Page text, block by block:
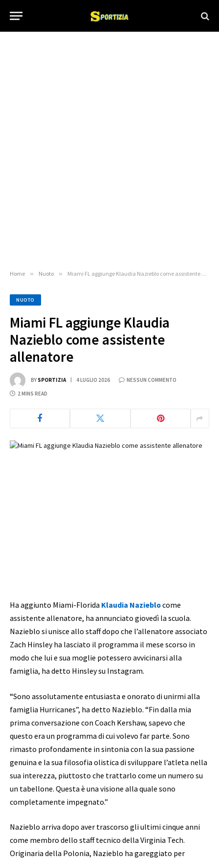
Home » Nuoto » Miami FL aggiunge Klaudia Nazieblo come assistente allenatore
NUOTO
Miami FL aggiunge Klaudia
Nazieblo come assistente
allenatore
BY SPORTIZIA 4 LUGLIO 2026 NESSUN COMMENTO
2 MINS READ
Ha aggiunto Miami-Florida Klaudia Nazieblocome
assistente allenatore, ha annunciato giovedì la scuola.
Nazieblo si unisce allo staff dopo che l’allenatore associato
Zach Hinsley ha lasciato il programma il mese scorso in
modo che lui e sua moglie potessero avvicinarsi alla
famiglia, ha detto Hinsley su Instagram.
“Sono assolutamente entusiasta e onorato di unirmi alla
famiglia Hurricanes”, ha detto Nazieblo. “Fin dalla mia
prima conversazione con Coach Kershaw, sapevo che
questo era un programma di cui volevo far parte. Sono
rimasto profondamente in sintonia con la sua passione
genuina e la sua filosofia olistica di sviluppare l’atleta nella
sua interezza, piuttosto che trattarlo come un numero su
un tabellone. Questa è una visione alla quale sono
completamente impegnato.”
Nazieblo arriva dopo aver trascorso gli ultimi cinque anni
come membro dello staff tecnico della Virginia Tech.
Originaria della Polonia, Nazieblo ha gareggiato per